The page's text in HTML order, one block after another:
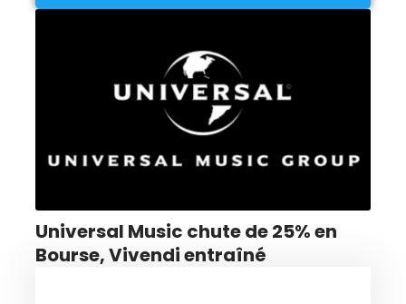
Universal Music chute de 25% en
Bourse, Vivendi entraîné